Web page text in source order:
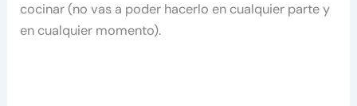
cocinar (no vas a poder hacerlo en cualquier parte y
en cualquier momento).